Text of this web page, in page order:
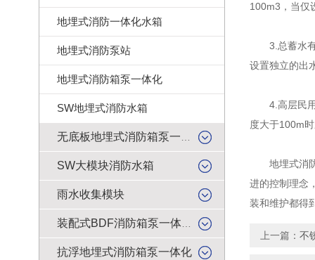
地埋式消防一体化水箱
地埋式消防泵站
地埋式消防箱泵一体化
SW地埋式消防水箱
SW大模块消防水箱
雨水收集模块
抗浮地埋式消防箱泵一体化
100m3，当仅
3.总蓄水有
设置独立的出
4.高层民用
度大于100m
地埋式消防
进的控制理念
装和维护都得
上一篇： 不